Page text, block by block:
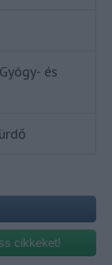
és
cikkeket!